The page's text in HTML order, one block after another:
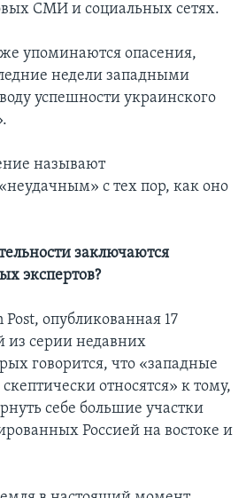
СМИ и социальных сетях.
упоминаются опасения,
недели западными
успешности украинского
называют
с тех пор, как оно
заключаются
экспертов?
Post, опубликованная 17
из серии недавних
говорится, что «западные
относятся» к тому,
себе большие участки
Россией на востоке и